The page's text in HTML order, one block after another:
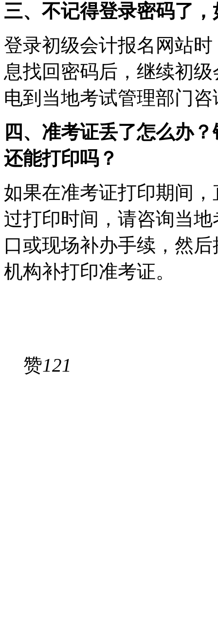
三、不记得登录密码了
登录初级会计报名网站
息找回密码后，继续初
电到当地考试管理部门
四、准考证丢了怎么办
还能打印吗？
如果在准考证打印期间
过打印时间，请咨询当
口或现场补办手续，然
机构补打印准考证。
赞121